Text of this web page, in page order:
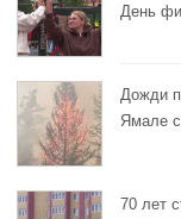
День
Дожди
Ямале
70 лет